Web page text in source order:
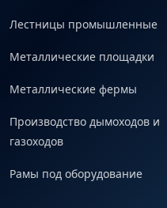
Лестницы промышленные
Металлические площадки
Металлические фермы
Производство дымоходов и
газоходов
Рамы под оборудование